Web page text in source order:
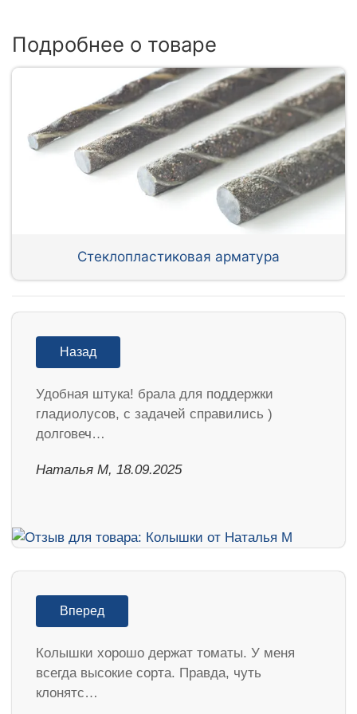
Подробнее о товаре
Стеклопластиковая арматура
Назад
Удобная штука! брала для поддержки
гладиолусов, с задачей справились )
долговеч…
Наталья М, 18.09.2025
Вперед
Колышки хорошо держат томаты. У меня
всегда высокие сорта. Правда, чуть
клонятс…